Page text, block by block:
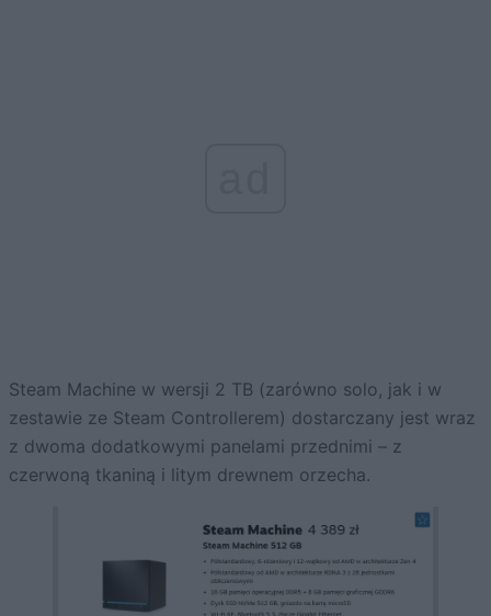
Steam Machine w wersji 2 TB (zarówno solo, jak i w
zestawie ze Steam Controllerem) dostarczany jest wraz
z dwoma dodatkowymi panelami przednimi – z
czerwoną tkaniną i litym drewnem orzecha.